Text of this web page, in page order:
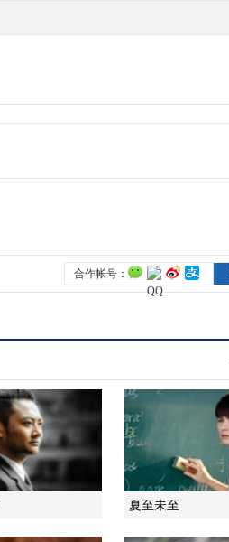
20210307
2021-02-07 10:13:12
2021-01-31 08:45:36
《电视先锋榜》
2021-01-24 08:49:59
《电视先锋榜》
夏至未至